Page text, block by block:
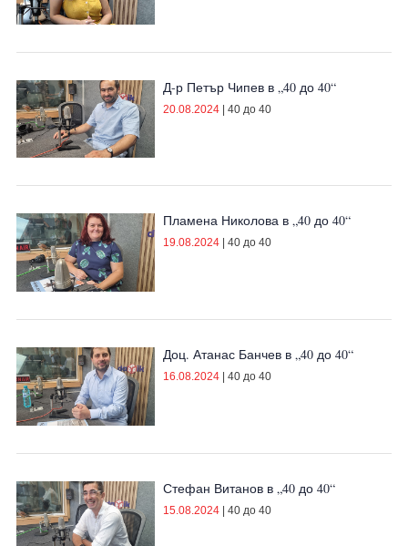
Д-р Петър Чипев в „40 до 40“
20.08.2024| 40 до 40
Пламена Николова в „40 до 40“
19.08.2024| 40 до 40
Доц. Атанас Банчев в „40 до 40“
16.08.2024| 40 до 40
Стефан Витанов в „40 до 40“
15.08.2024| 40 до 40